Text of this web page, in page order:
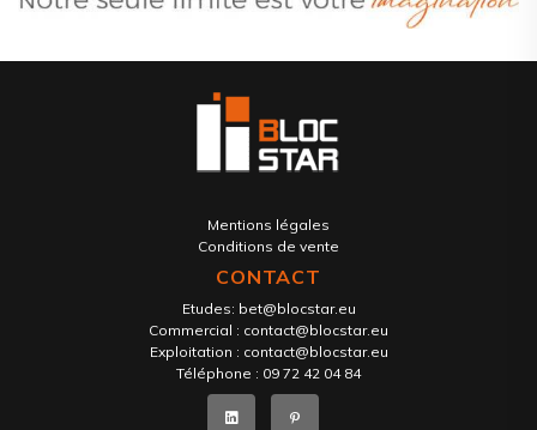
Mentions légales
Conditions de vente
CONTACT
Etudes: bet@blocstar.eu
Commercial : contact@blocstar.eu
Exploitation : contact@blocstar.eu
Téléphone : 09 72 42 04 84